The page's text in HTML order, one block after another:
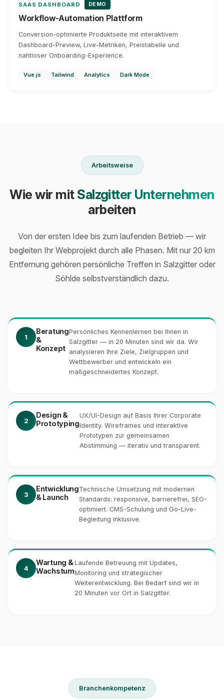
SAAS DASHBOARD DEMO
Workflow-Automation Plattform
Conversion-optimierte Produktseite mit interaktivem
Dashboard-Preview, Live-Metriken, Preistabelle und
nahtloser Onboarding-Experience.
Vue.js Tailwind Analytics Dark Mode
Arbeitsweise
Wie wir mitSalzgitter Unternehmen
arbeiten
Von der ersten Idee bis zum laufenden Betrieb — wir
begleiten Ihr Webprojekt durch alle Phasen. Mit nur 20 km
Entfernung gehören persönliche Treffen in Salzgitter oder
Söhlde selbstverständlich dazu.
1
Beratung
&
Konzept
Persönliches Kennenlernen bei Ihnen in
Salzgitter — in 20 Minuten sind wir da. Wir
analysieren Ihre Ziele, Zielgruppen und
Wettbewerber und entwickeln ein
maßgeschneidertes Konzept.
2
Design &
Prototyping
UX/UI-Design auf Basis Ihrer Corporate
Identity. Wireframes und interaktive
Prototypen zur gemeinsamen
Abstimmung — iterativ und transparent.
3
Entwicklung
& Launch
Technische Umsetzung mit modernen
Standards: responsive, barrierefrei, SEO-
optimiert. CMS-Schulung und Go-Live-
Begleitung inklusive.
4
Wartung &
Wachstum
Laufende Betreuung mit Updates,
Monitoring und strategischer
Weiterentwicklung. Bei Bedarf sind wir in
20 Minuten vor Ort in Salzgitter.
Branchenkompetenz